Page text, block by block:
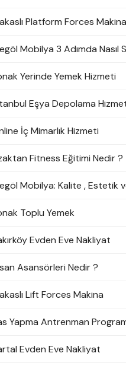
Platform Forces Makina
Mobilya 3 Adımda Nasıl
Yerinde Yemek Hizmeti
Eşya Depolama
İç Mimarlık Hizmeti
Fitness Eğitimi Nedir ?
Mobilya: Kalite , Estetik
Toplu Yemek
Evden Eve Nakliyat
Asansörleri Nedir ?
Lift Forces Makina
Yapma Antrenman
Evden Eve Nakliyat